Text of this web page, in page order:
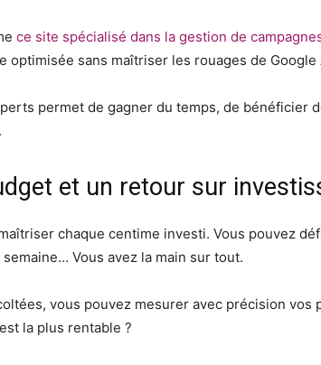
ce site spécialisé dans la gestion de
optimisée sans maîtriser les rouages de
permet de gagner du temps, de bénéficier
et un retour sur
chaque centime investi. Vous pouvez
Vous avez la main sur tout.
vous pouvez mesurer avec précision
la plus rentable ?